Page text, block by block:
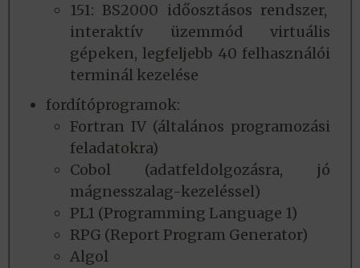
151: BS2000 időosztásos rendszer,
interaktív üzemmód virtuális
gépeken, legfeljebb 40 felhasználói
terminál kezelése
fordítóprogramok:
Fortran IV (általános programozási
feladatokra)
Cobol (adatfeldolgozásra, jó
mágnesszalag-kezeléssel)
PL1 (Programming Language 1)
RPG (Report Program Generator)
Algol